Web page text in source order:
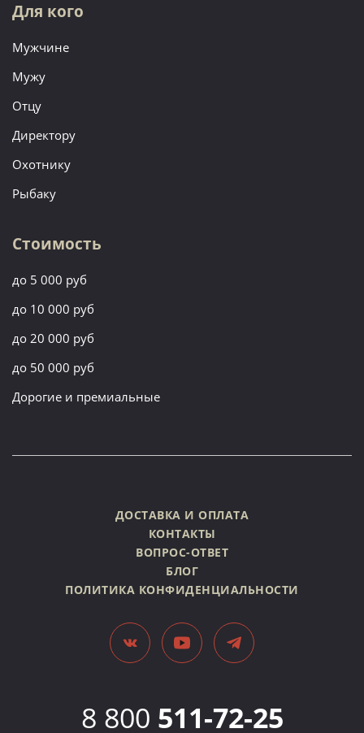
Для кого
Мужчине
Мужу
Отцу
Директору
Охотнику
Рыбаку
Стоимость
до 5 000 руб
до 10 000 руб
до 20 000 руб
до 50 000 руб
Дорогие и премиальные
ДОСТАВКА И ОПЛАТА
КОНТАКТЫ
ВОПРОС-ОТВЕТ
БЛОГ
ПОЛИТИКА КОНФИДЕНЦИАЛЬНОСТИ
8 800 511-72-25